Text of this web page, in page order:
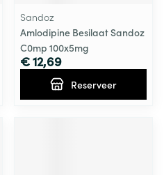
Sandoz
Amlodipine Besilaat Sandoz
C0mp 100x5mg
€ 12,69
Reserveer